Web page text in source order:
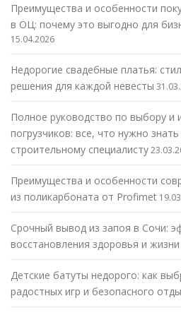
Преимущества и особенности
в ОЦ: почему это выгодно для
15.04.2026
Недорогие свадебные платья:
решения для каждой невесты
Полное руководство по выбору и
погрузчиков: все, что нужно
строительному специалисту
Преимущества и особенности
из поликарбоната от Profimet
Срочный вывод из запоя в Сочи:
восстановления здоровья и жизни
Детские батуты недорого: как
радостных игр и безопасного